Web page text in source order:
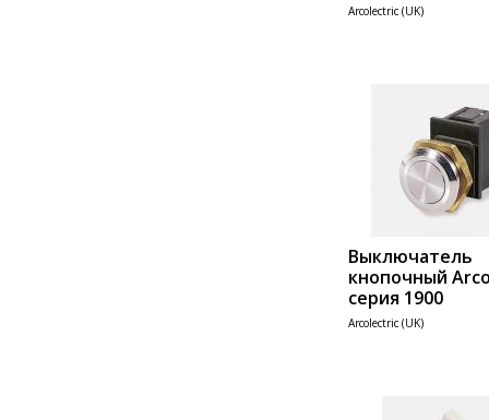
Arcolectric (UK)
Выключатель
кнопочный
серия 1900
Arcolectric (UK)